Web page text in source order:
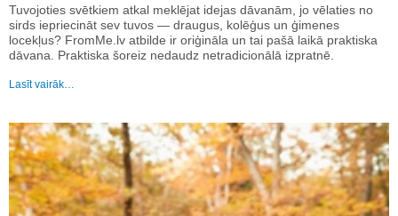
Tuvojoties svētkiem atkal meklējat idejas dāvanām, jo vēlaties no
sirds iepriecināt sev tuvos — draugus, kolēģus un ģimenes
locekļus? FromMe.lv atbilde ir oriģināla un tai pašā laikā praktiska
dāvana. Praktiska šoreiz nedaudz netradicionālā izpratnē.
Lasīt vairāk…